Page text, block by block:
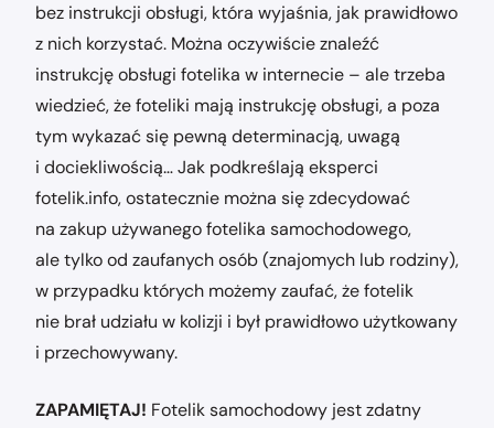
bez instrukcji obsługi, która wyjaśnia, jak prawidłowo
z nich korzystać. Można oczywiście znaleźć
instrukcję obsługi fotelika w internecie – ale trzeba
wiedzieć, że foteliki mają instrukcję obsługi, a poza
tym wykazać się pewną determinacją, uwagą
i dociekliwością… Jak podkreślają eksperci
fotelik.info, ostatecznie można się zdecydować
na zakup używanego fotelika samochodowego,
ale tylko od zaufanych osób (znajomych lub rodziny),
w przypadku których możemy zaufać, że fotelik
nie brał udziału w kolizji i był prawidłowo użytkowany
i przechowywany.
ZAPAMIĘTAJ! Fotelik samochodowy jest zdatny